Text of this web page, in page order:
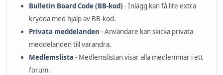
Bulletin Board Code (BB-kod) - Inlägg kan få lite extra
krydda med hjälp av BB-kod.
Privata meddelanden - Användare kan skicka privata
meddelanden till varandra.
Medlemslista - Medlemslistan visar alla medlemmar i ett
forum.